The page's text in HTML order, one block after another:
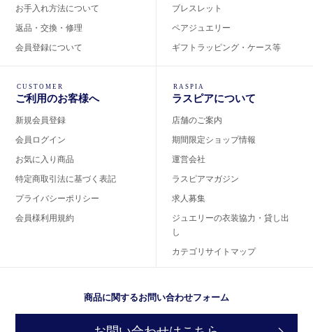
お手入れ方法について
返品・交換・修理
会員登録について
ブレスレット
ペアジュエリー
ギフトラッピング・ケース等
CUSTOMER
ご利用のお客様へ
新規会員登録
会員ログイン
お気に入り商品
特定商取引法に基づく表記
プライバシーポリシー
会員様利用規約
RASPIA
ラスピアについて
店舗のご案内
期間限定ショップ情報
運営会社
ラスピアマガジン
求人募集
ジュエリーの衣装協力・貸し出
し
カテゴリサイトマップ
商品に関するお問い合わせフォーム